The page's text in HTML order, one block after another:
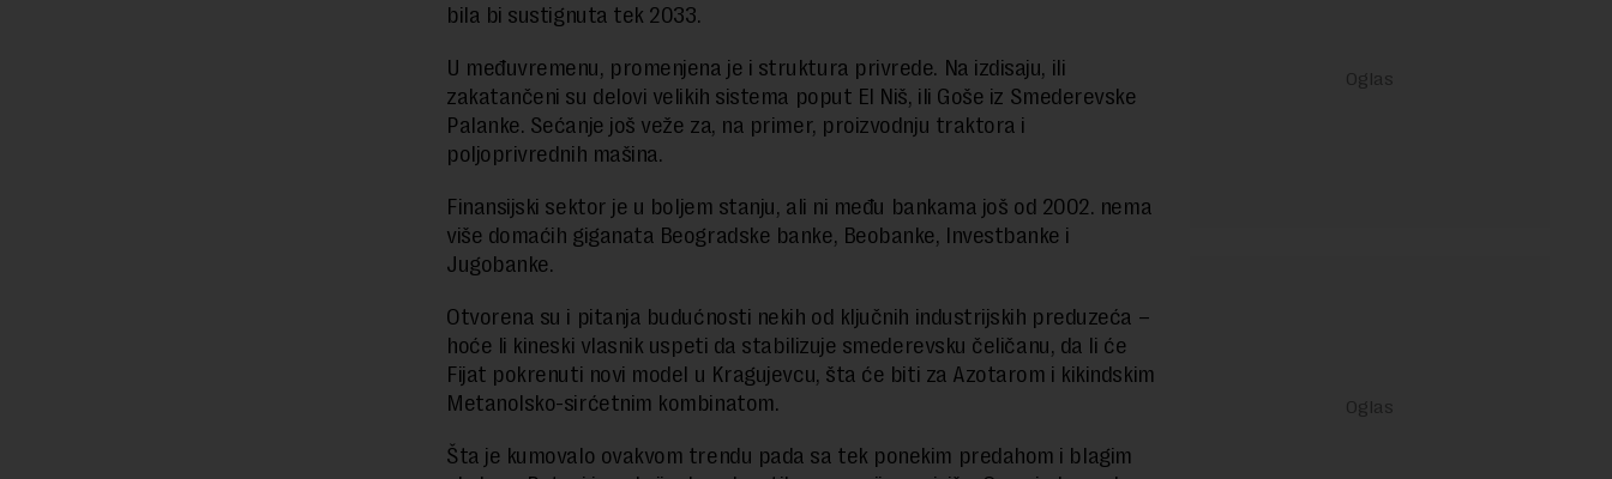
bila bi sustignuta tek 2033.
U međuvremenu, promenjena je i struktura privrede. Na izdisaju, ili
zakatančeni su delovi velikih sistema poput EI Niš, ili Goše iz Smederevske
Palanke. Sećanje još veže za, na primer, proizvodnju traktora i
poljoprivrednih mašina.
Finansijski sektor je u boljem stanju, ali ni među bankama još od 2002. nema
više domaćih giganata Beogradske banke, Beobanke, Investbanke i
Jugobanke.
Otvorena su i pitanja budućnosti nekih od ključnih industrijskih preduzeća –
hoće li kineski vlasnik uspeti da stabilizuje smederevsku čeličanu, da li će
Fijat pokrenuti novi model u Kragujevcu, šta će biti za Azotarom i kikindskim
Metanolsko-sirćetnim kombinatom.
Šta je kumovalo ovakvom trendu pada sa tek ponekim predahom i blagim